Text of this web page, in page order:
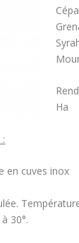
Ha
en cuves inox
30°.